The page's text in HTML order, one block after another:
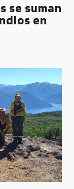
se suman
en